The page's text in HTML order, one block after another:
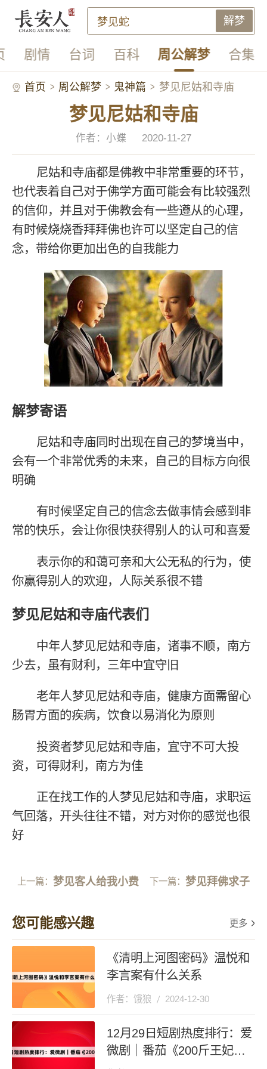
解梦
剧情 台词 百科 周公解梦 合集
首页 周公解梦 鬼神篇 梦见尼姑和寺庙
梦见尼姑和寺庙
作者：小蝶 2020-11-27
尼姑和寺庙都是佛教中非常重要的环节，
也代表着自己对于佛学方面可能会有比较强烈
的信仰，并且对于佛教会有一些遵从的心理，
有时候烧烧香拜拜佛也许可以坚定自己的信
念，带给你更加出色的自我能力
解梦寄语
尼姑和寺庙同时出现在自己的梦境当中，
会有一个非常优秀的未来，自己的目标方向很
明确
有时候坚定自己的信念去做事情会感到非
常的快乐，会让你很快获得别人的认可和喜爱
表示你的和蔼可亲和大公无私的行为，使
你赢得别人的欢迎，人际关系很不错
梦见尼姑和寺庙代表们
中年人梦见尼姑和寺庙，诸事不顺，南方
少去，虽有财利，三年中宜守旧
老年人梦见尼姑和寺庙，健康方面需留心
肠胃方面的疾病，饮食以易消化为原则
投资者梦见尼姑和寺庙，宜守不可大投
资，可得财利，南方为佳
正在找工作的人梦见尼姑和寺庙，求职运
气回落，开头往往不错，对方对你的感觉也很
好
上一篇：梦见客人给我小费 下一篇： 梦见拜佛求子
您可能感兴趣 更多
《清明上河图密码》温悦和
李言案有什么关系
作者：饿狼 2024-12-30
12月29日短剧热度排行：爱
微剧｜番茄《200斤王妃天